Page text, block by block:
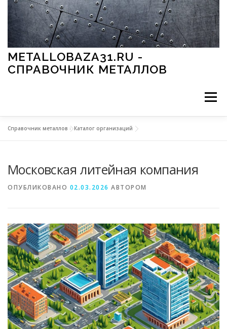
Перейти к содержимому
METALLOBAZA31.RU -
СПРАВОЧНИК МЕТАЛЛОВ
Меню
МЕТАЛЛЫ И ОКРУЖАЮЩАЯ СРЕДА
СВОЙСТВА МЕТАЛЛОВ СОРТА МЕТАЛЛОВ
СТАТЬИ
Справочник металлов »Каталог организаций
Московская литейная компания
ОПУБЛИКОВАНО 02.03.2026 АВТОРОМ